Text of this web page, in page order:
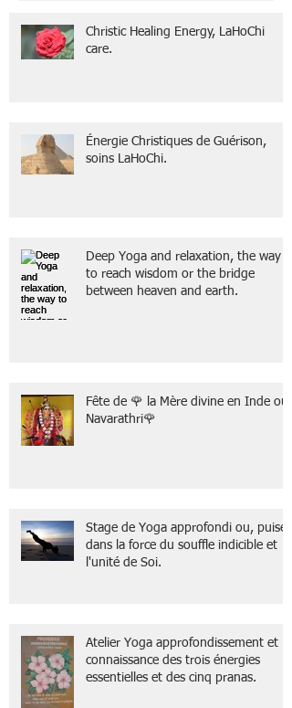
Christic Healing Energy, LaHoChi
care.
Énergie Christiques de Guérison,
soins LaHoChi.
Deep Yoga and relaxation, the way
to reach wisdom or the bridge
between heaven and earth.
Fête de 🌹 la Mère divine en Inde ou
Navarathri🌹
Stage de Yoga approfondi ou, puiser
dans la force du souffle indicible et
l'unité de Soi.
Atelier Yoga approfondissement et
connaissance des trois énergies
essentielles et des cinq pranas.